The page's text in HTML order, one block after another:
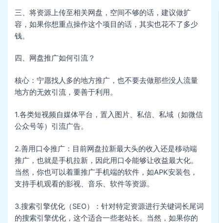
三、将资源上传至相关网盘，空间不够的话，建议做扩
容，如果你想重点操作这个项目的话，其实也花不了多少
钱。
四、网盘推广如何引流？
核心：宁愿找人多的地方推广，也不要去做那些没人流量
地方的无效引流，要善于利用。
1.各类短视频自媒体平台，置入图片、私信、私域（如微信
公众号等）引流广告。
2.善用口令推广：目前网盘拉新最大头的收入还是移动端
推广，也就是手机拉新，因此用口令能够让收益最大化。
当然，你也可以着重推广手机端的软件，如APK安装包，
支持手机观看的影视、音乐、软件等资源。
3.搜索引擎优化（SEO）：针对特定资源进行关键词长尾词
的搜索引擎优化，这个适合一些老站长。当然，如果你的